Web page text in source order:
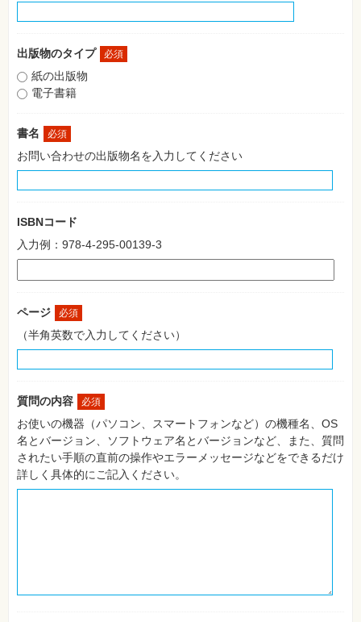
資
験
プ
ロ
グ
ミ
ン
ネ
ー
テ
ク
味・
素
集
自
作・
パ
ソ
コ
ン・
ホ
ビ
ー
出版物のタイプ 必須
紙の出版物
電子書籍
書名 必須
お問い合わせの出版物名を入力してください
ISBNコード
入力例：978-4-295-00139-3
ページ 必須
（半角英数で入力してください）
質問の内容 必須
お使いの機器（パソコン、スマートフォンなど）の機種名、OS
名とバージョン、ソフトウェア名とバージョンなど、また、質問
されたい手順の直前の操作やエラーメッセージなどをできるだけ
詳しく具体的にご記入ください。